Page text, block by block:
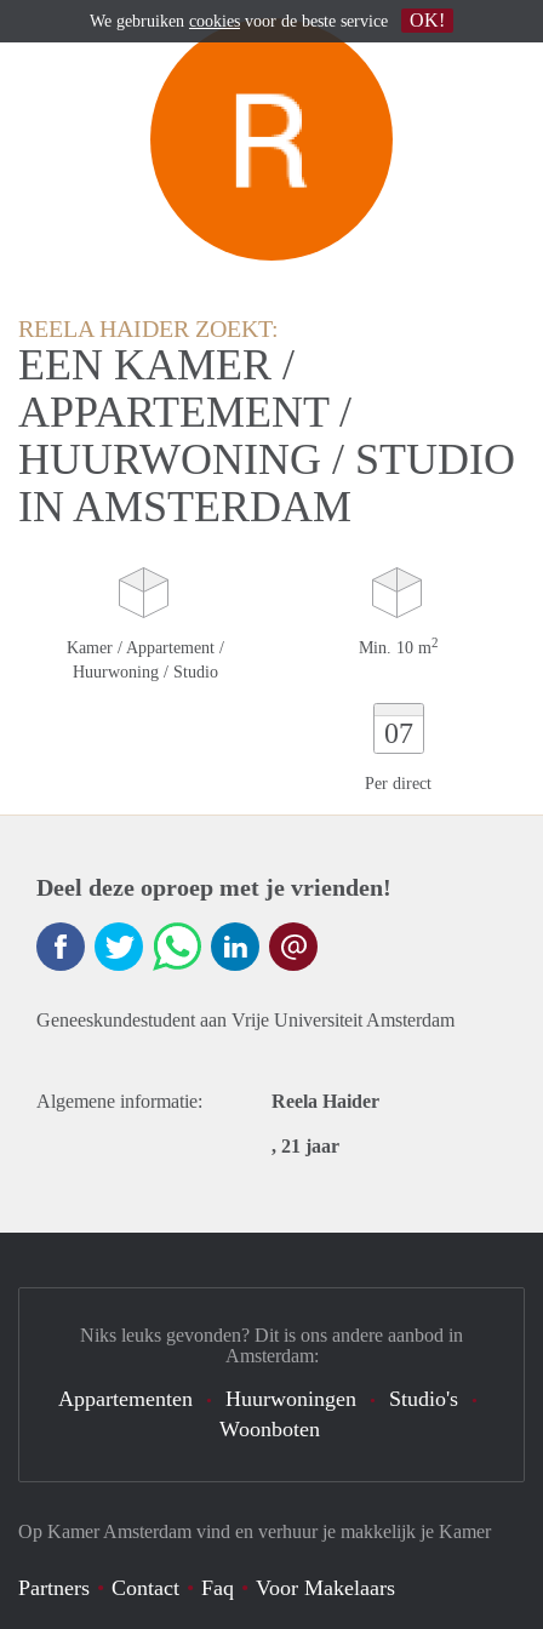
REELA HAIDER ZOEKT:
EEN KAMER /
APPARTEMENT /
HUURWONING / STUDIO
IN AMSTERDAM
Kamer / Appartement /
Huurwoning / Studio
Min. 10 m2
07
Per direct
Deel deze oproep met je vrienden!
Geneeskundestudent aan Vrije Universiteit Amsterdam
Algemene informatie: Reela Haider
, 21 jaar
Op Kamer Amsterdam vind en verhuur je makkelijk je Kamer
Partners Contact Faq
Voor Makelaars
Niks leuks gevonden? Dit is ons andere aanbod in
Amsterdam:
Appartementen Huurwoningen
Studio's
Woonboten
We gebruiken cookiesvoor de beste service OK!